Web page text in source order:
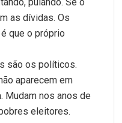
as dívidas. Os
que o próprio
são os políticos.
aparecem em
Mudam nos anos de
eleitores.